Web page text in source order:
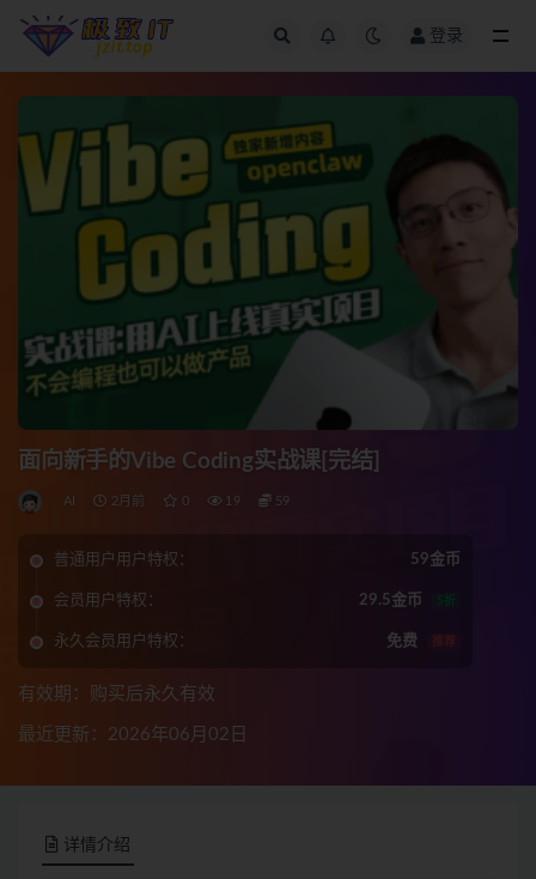
登录
面向新手的Vibe Coding实战课[完结]
AI 2月前 0 19 59
普通用户用户特权： 59金币
会员用户特权： 29.5金币 5折
永久会员用户特权： 免费 推荐
有效期：购买后永久有效
最近更新：2026年06月02日
详情介绍